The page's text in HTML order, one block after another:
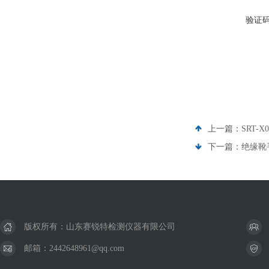
验证
上一篇： SRT-
下一篇： 绝缘靴
版权所有：山东赛锐特检测仪器有限公司
邮箱：2442648961@qq.com